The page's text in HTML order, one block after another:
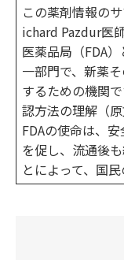
この薬剤情報の
ichard Pazdur医
医薬品局（FDA
一部門で、新薬
するための機関
認方法の理解（原
FDAの使命は、
を促し、流通後
とによって、国